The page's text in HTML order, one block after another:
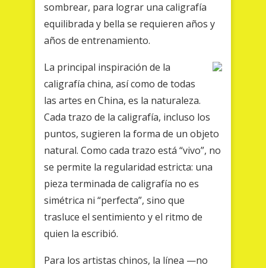
sombrear, para lograr una caligrafía
equilibrada y bella se requieren años y
años de entrenamiento.
La principal inspiración de la
caligrafía china, así como de todas
las artes en China, es la naturaleza.
Cada trazo de la caligrafía, incluso los
puntos, sugieren la forma de un objeto
natural. Como cada trazo está “vivo”, no
se permite la regularidad estricta: una
pieza terminada de caligrafía no es
simétrica ni “perfecta”, sino que
trasluce el sentimiento y el ritmo de
quien la escribió.
Para los artistas chinos, la línea —no